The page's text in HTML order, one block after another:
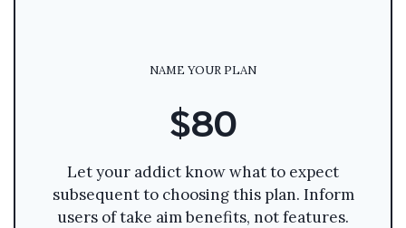
NAME YOUR PLAN
$80
Let your addict know what to expect
subsequent to choosing this plan. Inform
users of take aim benefits, not features.